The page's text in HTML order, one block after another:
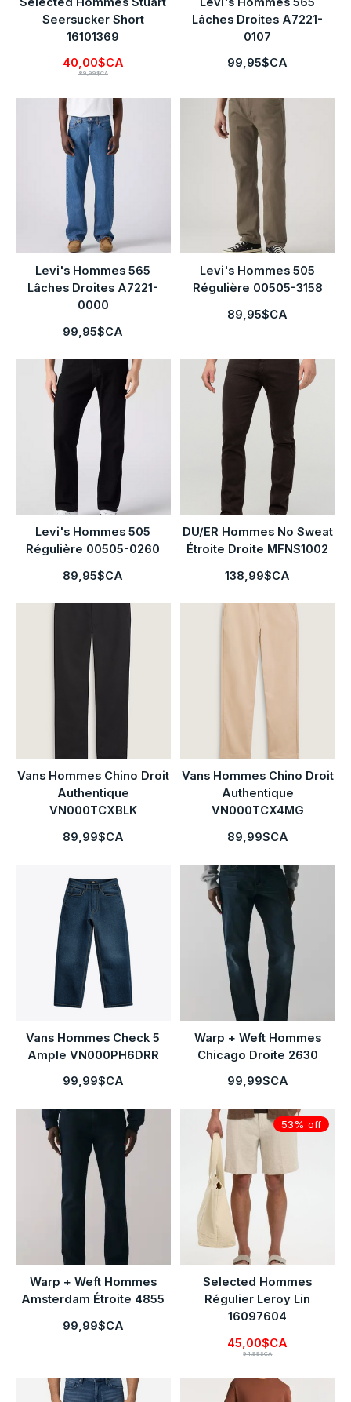
Seersucker Short
16101369
40,00$CA
89,99$CA
Lâches Droites A7221-
0107
99,95$CA
Levi's Hommes 565
Lâches Droites A7221-
0000
99,95$CA
Levi's Hommes 505
Régulière 00505-3158
89,95$CA
Levi's Hommes 505
Régulière 00505-0260
89,95$CA
DU/ER Hommes No Sweat
Étroite Droite MFNS1002
138,99$CA
Vans Hommes Chino Droit
Authentique
VN000TCXBLK
89,99$CA
Vans Hommes Chino Droit
Authentique
VN000TCX4MG
89,99$CA
Vans Hommes Check 5
Ample VN000PH6DRR
99,99$CA
Warp + Weft Hommes
Chicago Droite 2630
99,99$CA
Warp + Weft Hommes
Amsterdam Étroite 4855
99,99$CA
53% off
Selected Hommes
Régulier Leroy Lin
16097604
45,00$CA
94,99$CA